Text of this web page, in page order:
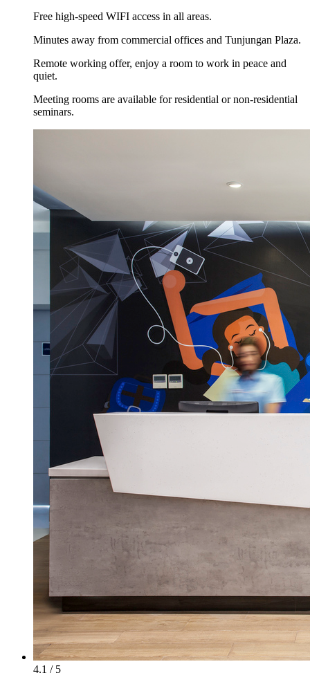
Free high-speed WIFI access in all areas.
Minutes away from commercial offices and Tunjungan Plaza.
Remote working offer, enjoy a room to work in peace and
quiet.
Meeting rooms are available for residential or non-residential
seminars.
4.1 / 5